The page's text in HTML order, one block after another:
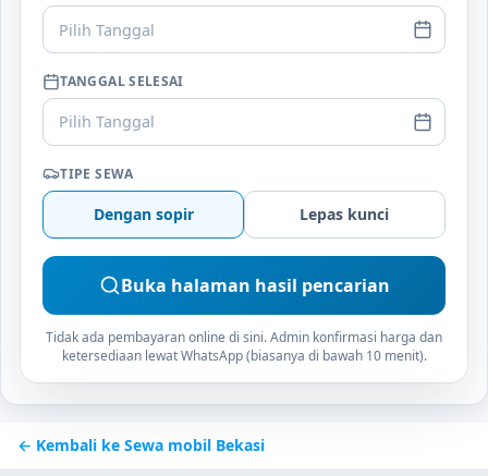
Pilih Tanggal
TANGGAL SELESAI
Pilih Tanggal
TIPE SEWA
Dengan sopir Lepas kunci
Buka halaman hasil pencarian
Tidak ada pembayaran online di sini. Admin konfirmasi harga dan
ketersediaan lewat WhatsApp (biasanya di bawah 10 menit).
← Kembali ke Sewa mobil Bekasi